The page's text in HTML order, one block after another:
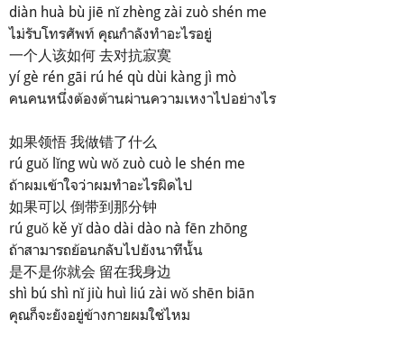
diàn huà bù jiē nǐ zhèng zài zuò shén me
ไม่รับโทรศัพท์ คุณกำลังทำอะไรอยู่
一个人该如何 去对抗寂寞
yí gè rén gāi rú hé qù dùi kàng jì mò
คนคนหนึ่งต้องต้านผ่านความเหงาไปอย่างไร
如果领悟 我做错了什么
rú guǒ lǐng wù wǒ zuò cuò le shén me
ถ้าผมเข้าใจว่าผมทำอะไรผิดไป
如果可以 倒带到那分钟
rú guǒ kě yǐ dào dài dào nà fēn zhōng
ถ้าสามารถย้อนกลับไปยังนาทีนั้น
是不是你就会 留在我身边
shì bú shì nǐ jiù huì liú zài wǒ shēn biān
คุณก็จะยังอยู่ข้างกายผมใช่ไหม